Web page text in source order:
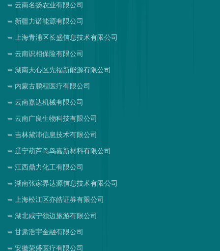
云南名扬农业有限公司
新疆力诺能源有限公司
上海青浦区长盛信息技术有限公司
云南识相保险有限公司
湖南天心区先福新能源有限公司
内蒙古鹏程医疗有限公司
云南嘉达机械有限公司
云南广良生物科技有限公司
吉林黛沛信息技术有限公司
辽宁葫芦岛鸟嘉新材料有限公司
江西鼎力化工有限公司
湖南张家界达源信息技术有限公司
上海松江区亦皓证券有限公司
湖北咸宁领迈旅游有限公司
甘肃浩宇金融有限公司
安徽荣盛医疗有限公司